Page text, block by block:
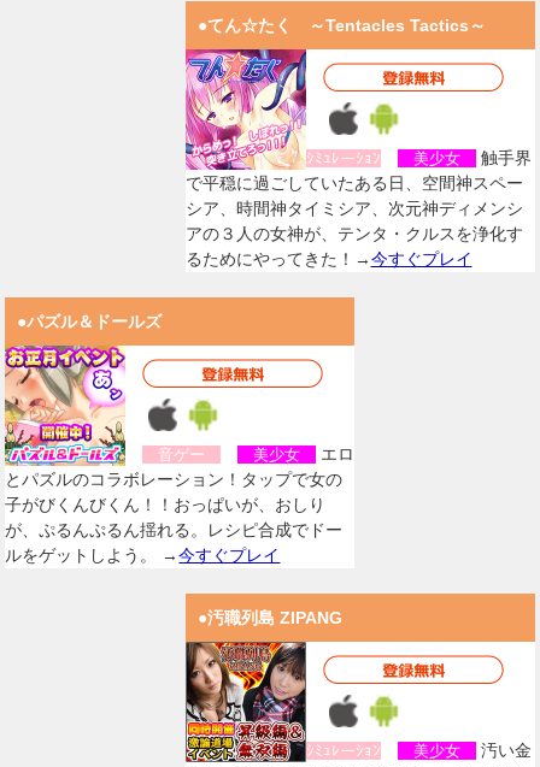
●てん☆たく ～Tentacles Tactics～
ｼﾐｭﾚーｼｮﾝ 美少女
触手界
で平穏に過ごしていたある日、空間神スペー
シア、時間神タイミシア、次元神ディメンシ
アの３人の女神が、テンタ・クルスを浄化す
るためにやってきた！→今すぐプレイ
●パズル＆ドールズ
音ゲー 美少女
エロ
とパズルのコラボレーション！タップで女の
子がびくんびくん！！おっぱいが、おしり
が、ぷるんぷるん揺れる。レシピ合成でドー
ルをゲットしよう。 →今すぐプレイ
●汚職列島 ZIPANG
ｼﾐｭﾚーｼｮﾝ 美少女
汚い金